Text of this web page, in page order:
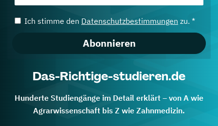
Ich stimme den Datenschutzbestimmungen zu. *
Abonnieren
Das-Richtige-studieren.de
Hunderte Studiengänge im Detail erklärt – von A wie
Agrarwissenschaft bis Z wie Zahnmedizin.